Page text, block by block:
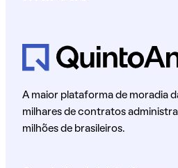
A maior plataforma de moradia
milhares de contratos
milhões de brasileiros.